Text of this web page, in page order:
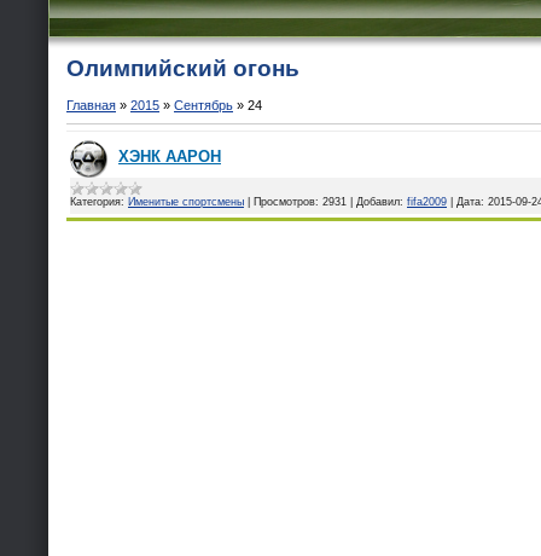
Олимпийский огонь
Главная » 2015 » Сентябрь » 24
ХЭНК ААРОН
Категория: Именитые спортсмены Просмотров: 2931 Добавил: fifa2009 Дата: 2015-09-